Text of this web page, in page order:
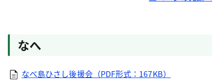
なへ
なべ島ひさし後援会（PDF形式：167KB）